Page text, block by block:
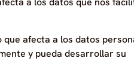
afecta a los datos
y pueda desarrollar su